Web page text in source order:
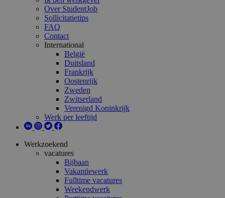
Over StudentJob
Sollicitatietips
FAQ
Contact
International
België
Duitsland
Frankrijk
Oostenrijk
Zweden
Zwitserland
Verenigd Koninkrijk
Werk per leeftijd
Werkzoekend
vacatures
Bijbaan
Vakantiewerk
Fulltime vacatures
Weekendwerk